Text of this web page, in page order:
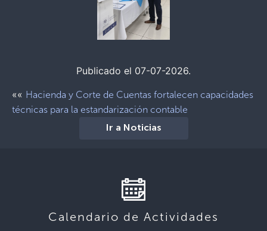
Publicado el 07-07-2026.
«« Hacienda y Corte de Cuentas fortalecen capacidades
técnicas para la estandarización contable
Ir a Noticias
Calendario de Actividades